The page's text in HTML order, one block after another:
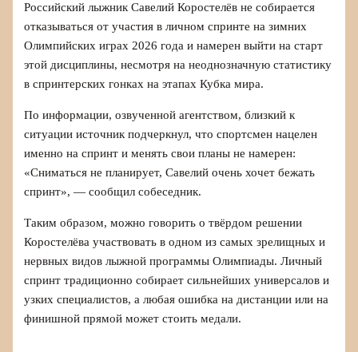
Российский лыжник Савелий Коростелёв не собирается
отказываться от участия в личном спринте на зимних
Олимпийских играх 2026 года и намерен выйти на старт
этой дисциплины, несмотря на неоднозначную статистику
в спринтерских гонках на этапах Кубка мира.
По информации, озвученной агентством, близкий к
ситуации источник подчеркнул, что спортсмен нацелен
именно на спринт и менять свои планы не намерен:
«Сниматься не планирует, Савелий очень хочет бежать
спринт», — сообщил собеседник.
Таким образом, можно говорить о твёрдом решении
Коростелёва участвовать в одном из самых зрелищных и
нервных видов лыжной программы Олимпиады. Личный
спринт традиционно собирает сильнейших универсалов и
узких специалистов, а любая ошибка на дистанции или на
финишной прямой может стоить медали.